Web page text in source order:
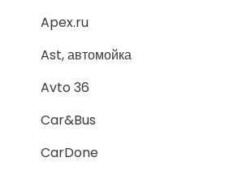
Apex.ru
Ast, автомойка
Avto 36
Car&Bus
CarDone